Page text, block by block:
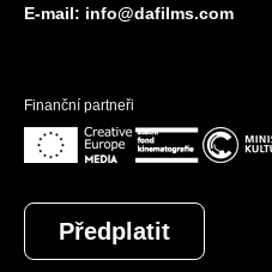
E-mail: info@dafilms.com
Finanční partneři
Předplatit